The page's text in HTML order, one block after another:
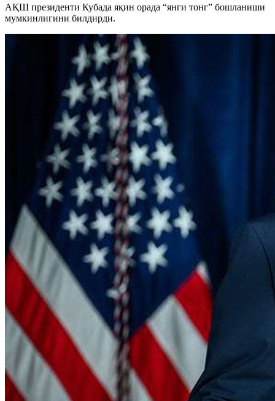
АҚШ президенти Кубада яқин орада “янги тонг” бошланиши
мумкинлигини билдирди.